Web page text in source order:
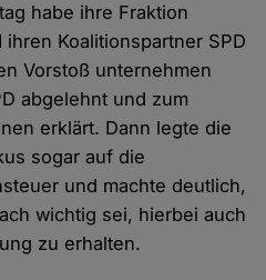
habe ihre Fraktion
ihren Koalitionspartner SPD
Vorstoß unternehmen
abgelehnt und zum
erklärt. Dann legte die
sogar auf die
und machte deutlich,
wichtig sei, hierbei auch
zu erhalten.